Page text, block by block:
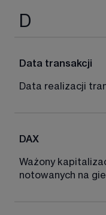
D
Data transakcji
Data realizacji
DAX
Ważony
notowanych na